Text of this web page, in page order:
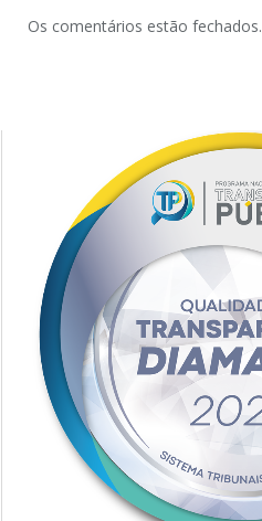
Os comentários estão fechados.